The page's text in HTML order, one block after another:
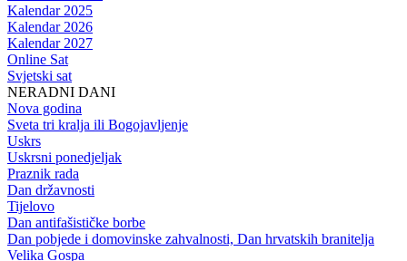
Kalendar 2025
Kalendar 2026
Kalendar 2027
Online Sat
Svjetski sat
NERADNI DANI
Nova godina
Sveta tri kralja ili Bogojavljenje
Uskrs
Uskrsni ponedjeljak
Praznik rada
Dan državnosti
Tijelovo
Dan antifašističke borbe
Dan pobjede i domovinske zahvalnosti, Dan hrvatskih branitelja
Velika Gospa